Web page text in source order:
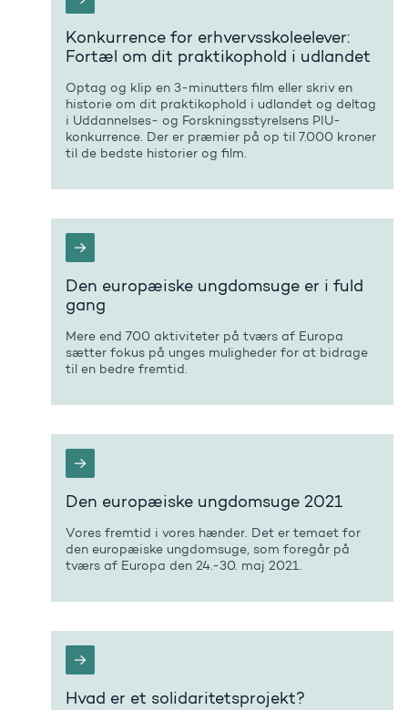
Konkurrence for erhvervsskoleelever:
Fortæl om dit praktikophold i udlandet
Optag og klip en 3-minutters film eller skriv en
historie om dit praktikophold i udlandet og deltag
i Uddannelses- og Forskningsstyrelsens PIU-
konkurrence. Der er præmier på op til 7.000 kroner
til de bedste historier og film.
Den europæiske ungdomsuge er i fuld
gang
Mere end 700 aktiviteter på tværs af Europa
sætter fokus på unges muligheder for at bidrage
til en bedre fremtid.
Den europæiske ungdomsuge 2021
Vores fremtid i vores hænder. Det er temaet for
den europæiske ungdomsuge, som foregår på
tværs af Europa den 24.-30. maj 2021.
Hvad er et solidaritetsprojekt?